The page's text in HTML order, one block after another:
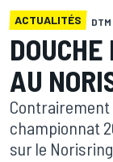
ACTUALITÉS DTM
AU
Contrairement
championnat
sur le Norisring.